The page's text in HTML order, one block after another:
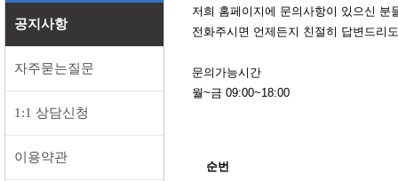
공지사항
자주묻는질문
1:1 상담신청
이용약관
저희 홈페이지에 문의사항이 있으신 분
전화주시면 언제든지 친절히 답변드리
문의가능시간
월~금 09:00~18:00
순번